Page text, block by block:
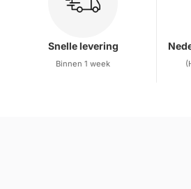
Snelle levering
Binnen 1 week